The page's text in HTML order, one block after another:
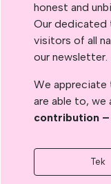
honest and
Our dedicated
visitors of all
our newsletter.
We
are able to, we
contribution
Tek